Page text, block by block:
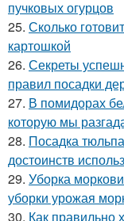
пучковых огурцов
25. Сколько
картошкой
26. Секреты
правил посадки
27. В помидорах
которую мы
28. Посадка
достоинств
29. Уборка
уборки урожая
30. Как правильно